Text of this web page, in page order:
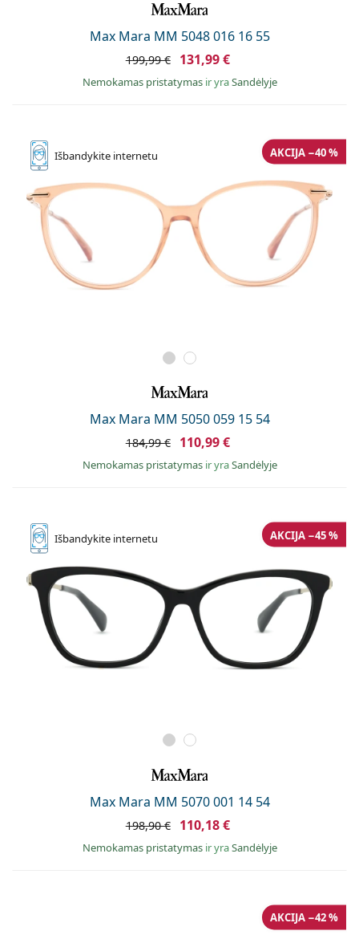
Max Mara MM 5048 016 16 55
199,99 € 131,99 €
Nemokamas pristatymas ir yraSandėlyje
Išbandykite internetu
Max Mara MM 5050 059 15 54
AKCIJA −40 %
184,99 € 110,99 €
Nemokamas pristatymas ir yraSandėlyje
Išbandykite internetu
Max Mara MM 5070 001 14 54
AKCIJA −45 %
198,90 € 110,18 €
Nemokamas pristatymas ir yraSandėlyje
AKCIJA −42 %